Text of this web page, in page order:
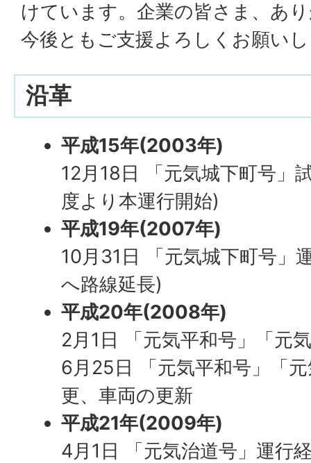
けています。企業の皆さま、あ
今後ともご支援よろしくお願い
沿革
平成15年(2003年)
12月18日 「元気城下町号」
度より本運行開始)
平成19年(2007年)
10月31日 「元気城下町号」
へ路線延長)
平成20年(2008年)
2月1日 「元気平和号」「元
6月25日 「元気平和号」「
更、車両の更新
平成21年(2009年)
4月1日 「元気治道号」運行